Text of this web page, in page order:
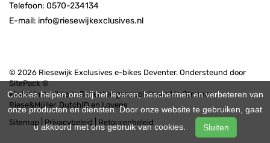
Telefoon: 0570-234134
E-mail: info@riesewijkexclusives.nl
© 2026 Riesewijk Exclusives e-bikes Deventer. Ondersteund door
SitePack ®
Winkel in e-bikes in Deventer, gespecialiseerd in Stromer,
Riese&Müller, DutchID en Lovens
Sitemap
Privacybeleid Retourenbeleid
Cookies helpen ons bij het leveren, beschermen en verbeteren van
onze producten en diensten. Door onze website te gebruiken, gaat
u akkoord met ons gebruik van cookies.
Sluiten